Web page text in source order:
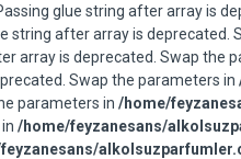
glue string after array is
string after array is deprecated.
array is deprecated. Swap the
Swap the parameters in
parameters in /home/
/home/feyzanesans/